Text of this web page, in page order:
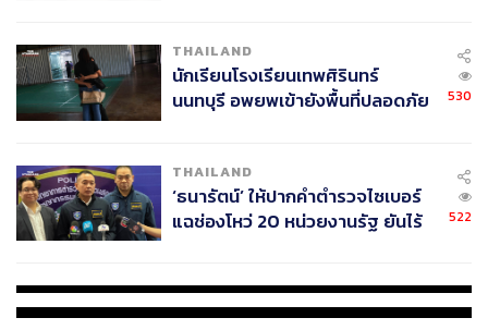
แนะจับตากติกาหาเสียง-ปราศรัยไม่เสรี
เมื่อถามว่า ถ้าหาก ทษช. สามารถรวมพรรคฝ่าย
ประชาธิปไตยจัดตั้งรัฐบาลได้ จะแก้ไขผลพวงจากการ
นายจาตุรนต์ตอบว่า จริงๆ มีปัญหาที่จะต้องติดตามดูการปลด
ล็อก และดูว่าปลดล็อกจริงแค่ไหน ให้สิทธิเสรีภาพ
พรรคการเมืองทำอะไรได้แค่ไหน รวมทั้งต้องไปดูระเบียบ
ไหน
THAILAND
นักเรียนโรงเรียนเทพศิรินทร์
นนทบุรี อพยพเข้ายังพื้นที่ปลอดภัย
530
THAILAND
‘ธนารัตน์’ ให้ปากคำตำรวจไซเบอร์
แฉช่องโหว่ 20 หน่วยงานรัฐ ยันไร้
522